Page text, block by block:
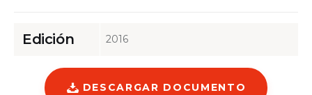
Edición 2016
DESCARGAR DOCUMENTO